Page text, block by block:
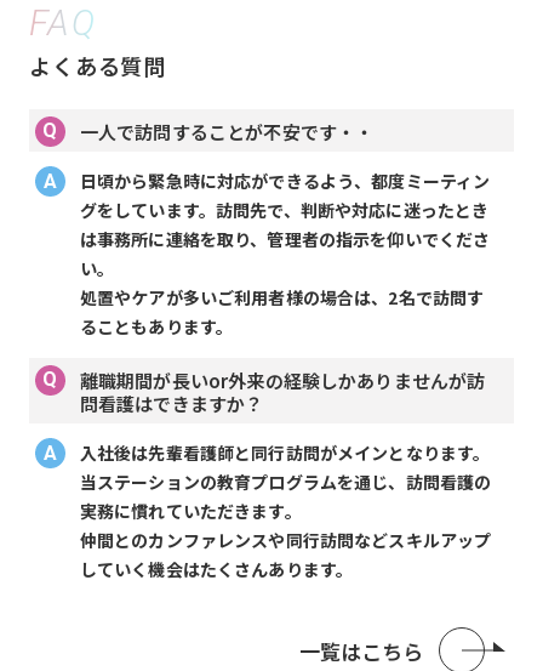
FAQ
よくある質問
一人で訪問することが不安です・・
日頃から緊急時に対応ができるよう、都度ミーティン
グをしています。訪問先で、判断や対応に迷ったとき
は事務所に連絡を取り、管理者の指示を仰いでくださ
い。
処置やケアが多いご利用者様の場合は、2名で訪問す
ることもあります。
離職期間が長いor外来の経験しかありませんが訪
問看護はできますか？
入社後は先輩看護師と同行訪問がメインとなります。
当ステーションの教育プログラムを通じ、訪問看護の
実務に慣れていただきます。
仲間とのカンファレンスや同行訪問などスキルアップ
していく機会はたくさんあります。
一覧はこちら